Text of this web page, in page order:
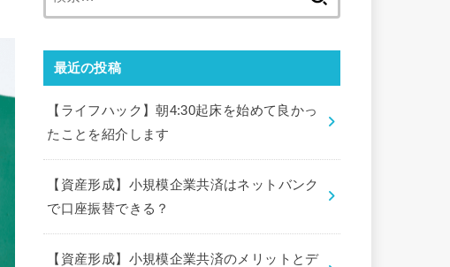
最近の投稿
【ライフハック】朝4:30起床を始めて良かっ
たことを紹介します
【資産形成】小規模企業共済はネットバンク
で口座振替できる？
【資産形成】小規模企業共済のメリットとデ